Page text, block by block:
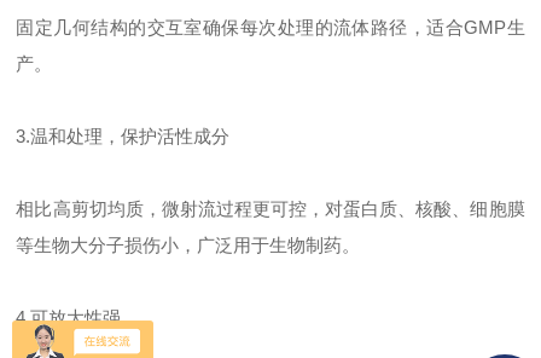
固定几何结构的交互室确保每次处理的流体路径，适合GMP生
产。
3.温和处理，保护活性成分
相比高剪切均质，微射流过程更可控，对蛋白质、核酸、细胞膜
等生物大分子损伤小，广泛用于生物制药。
4.可放大性强